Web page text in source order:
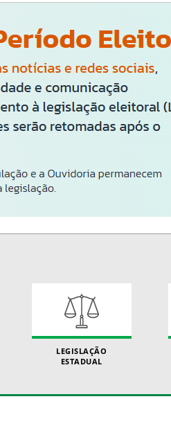
LEGISLAÇÃO
ESTADUAL